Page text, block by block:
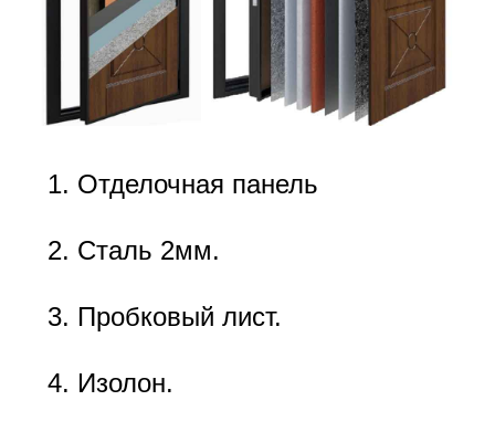
Отделочная панель
Сталь 2мм.
Пробковый лист.
Изолон.